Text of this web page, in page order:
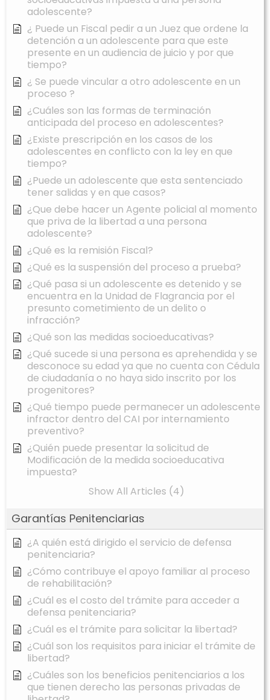
adolescente?
¿ Puede un Fiscal pedir a un Juez que ordene la
detención a un adolescente para que este
presente en un audiencia de juicio y por que
tiempo?
¿ Se puede vincular a otro adolescente en un
proceso ?
¿Cuáles son las formas de terminación
anticipada del proceso en adolescentes?
¿Existe prescripción en los casos de los
adolescentes en conflicto con la ley en que
tiempo?
¿Puede un adolescente que esta sentenciado
tener salidas y en que casos?
¿Que debe hacer un Agente policial al momento
que priva de la libertad a una persona
adolescente?
¿Qué es la remisión Fiscal?
¿Qué es la suspensión del proceso a prueba?
¿Qué pasa si un adolescente es detenido y se
encuentra en la Unidad de Flagrancia por el
presunto cometimiento de un delito o
infracción?
¿Qué son las medidas socioeducativas?
¿Qué sucede si una persona es aprehendida y se
desconoce su edad ya que no cuenta con Cédula
de ciudadanía o no haya sido inscrito por los
progenitores?
¿Qué tiempo puede permanecer un adolescente
infractor dentro del CAI por internamiento
preventivo?
¿Quién puede presentar la solicitud de
Modificación de la medida socioeducativa
impuesta?
Show All Articles (4)
Garantías Penitenciarias
¿A quién está dirigido el servicio de defensa
penitenciaria?
¿Cómo contribuye el apoyo familiar al proceso
de rehabilitación?
¿Cuál es el costo del trámite para acceder a
defensa penitenciaria?
¿Cuál es el trámite para solicitar la libertad?
¿Cuál son los requisitos para iniciar el trámite de
libertad?
¿Cuáles son los beneficios penitenciarios a los
que tienen derecho las personas privadas de